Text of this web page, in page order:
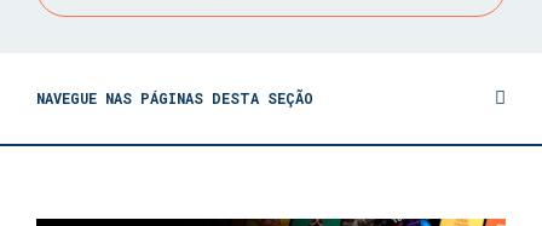
NAVEGUE NAS PÁGINAS DESTA SEÇÃO